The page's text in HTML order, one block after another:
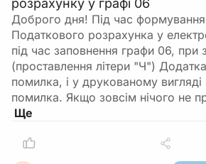
розрахунку у графі 06
Доброго дня! Під час
Податкового розрахунка у
під час заповнення графи 06, при
(проставлення літери "Ч")
помилка, і у друкованому вигляді
помилка. Якщо зовсім нічого не